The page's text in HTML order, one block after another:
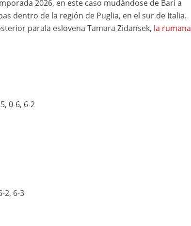
2026, en este caso mudándose de Bari a
dentro de la región de Puglia, en el sur de Italia.
parala eslovena Tamara Zidansek, la rumana
0-6, 6-2
2, 6-3